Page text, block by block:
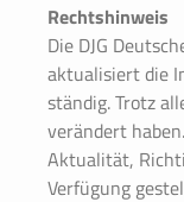
Rechtshinweis
Die DJG
aktualisiert die
ständig. Trotz
verändert
Aktualität,
Verfügung